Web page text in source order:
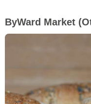
ByWard Market